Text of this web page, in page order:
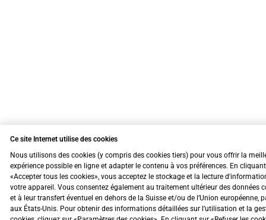
Ce site Internet utilise des cookies
Nous utilisons des cookies (y compris des cookies tiers) pour vous offrir la
expérience possible en ligne et adapter le contenu à vos préférences. En
«Accepter tous les cookies», vous acceptez le stockage et la lecture
votre appareil. Vous consentez également au traitement ultérieur des données
et à leur transfert éventuel en dehors de la Suisse et/ou de l’Union européenne,
aux États-Unis. Pour obtenir des informations détaillées sur l’utilisation et la